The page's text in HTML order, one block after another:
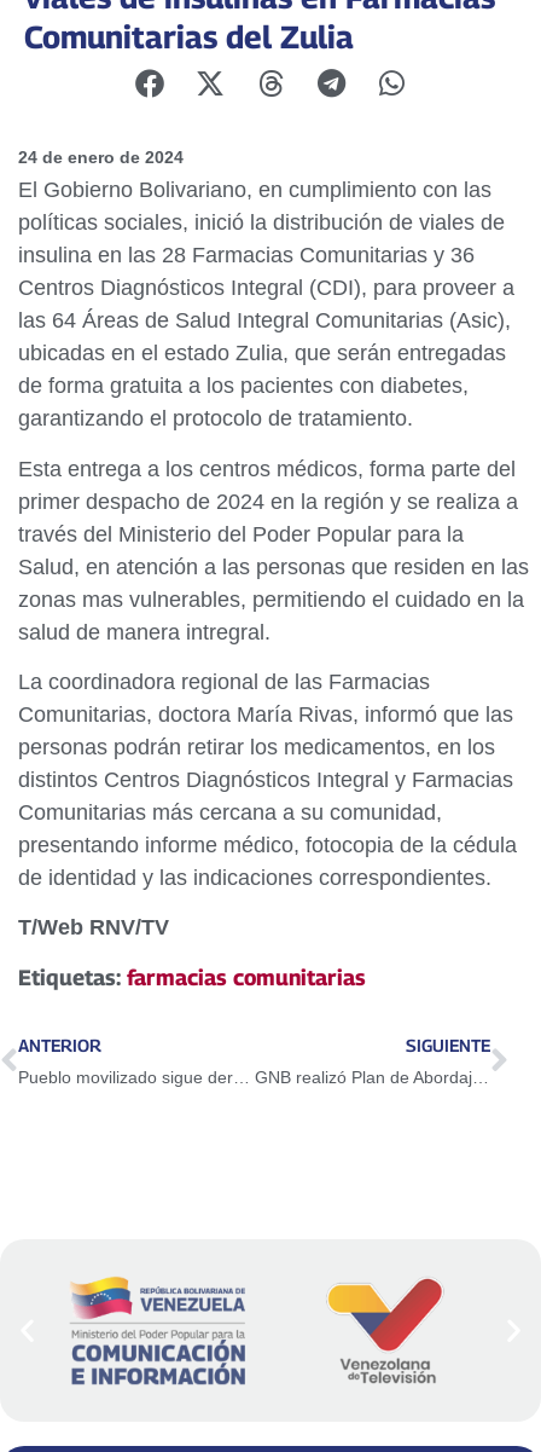
Comunitarias del Zulia
24 de enero de 2024
El Gobierno Bolivariano, en cumplimiento con las
políticas sociales, inició la distribución de viales de
insulina en las 28 Farmacias Comunitarias y 36
Centros Diagnósticos Integral (CDI), para proveer a
las 64 Áreas de Salud Integral Comunitarias (Asic),
ubicadas en el estado Zulia, que serán entregadas
de forma gratuita a los pacientes con diabetes,
garantizando el protocolo de tratamiento.
Esta entrega a los centros médicos, forma parte del
primer despacho de 2024 en la región y se realiza a
través del Ministerio del Poder Popular para la
Salud, en atención a las personas que residen en las
zonas mas vulnerables, permitiendo el cuidado en la
salud de manera intregral.
La coordinadora regional de las Farmacias
Comunitarias, doctora María Rivas, informó que las
personas podrán retirar los medicamentos, en los
distintos Centros Diagnósticos Integral y Farmacias
Comunitarias más cercana a su comunidad,
presentando informe médico, fotocopia de la cédula
de identidad y las indicaciones correspondientes.
T/Web RNV/TV
Etiquetas: farmacias comunitarias
ANTERIOR SIGUIENTE
GNB realizó Plan de Abordaje Social a comunidades indígenas del Zulia